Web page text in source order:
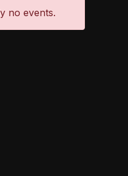
no events.